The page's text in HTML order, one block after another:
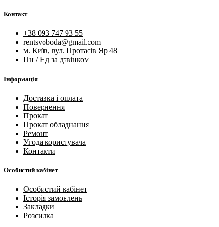
Контакт
+38 093 747 93 55
rentsvoboda@gmail.com
м. Київ, вул. Протасів Яр 48
Пн / Нд за дзвінком
Інформація
Доставка і оплата
Повернення
Прокат
Прокат обладнання
Ремонт
Угода користувача
Контакти
Особистий кабінет
Особистий кабінет
Історія замовлень
Закладки
Розсилка